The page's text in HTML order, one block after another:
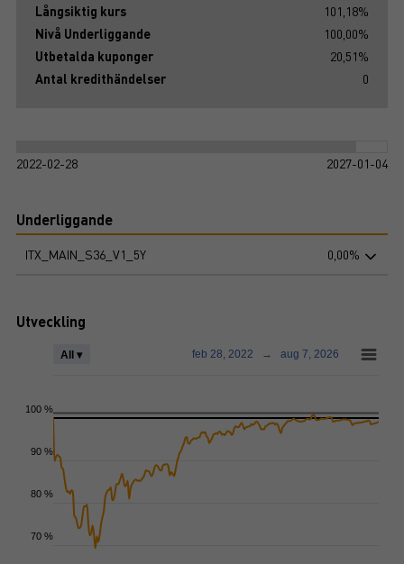
Långsiktig kurs
101,18%
Nivå Underliggande
100,00%
Utbetalda kuponger
20,51%
Antal kredithändelser
0
2022-02-28 2027-01-04
Underliggande
ITX_MAIN_S36_V1_5Y 0,00%
Utveckling
All ▾ feb 28, 2022 → aug 7, 2026
70 %
80 %
90 %
100 %